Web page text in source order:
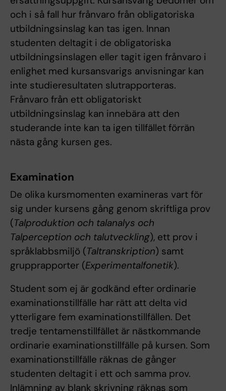
och i så fall hur frånvaro från obligatoriska
utbildningsinslag kan tas igen. Innan
studenten deltagit i de obligatoriska
utbildningsinslagen eller tagit igen frånvaro i
enlighet med kursansvarigs anvisningar kan
inte studieresultaten slutrapporteras.
Frånvaro från ett obligatoriskt
utbildningsinslag kan innebära att den
studerande inte kan ta igen tillfället förrän
nästa gång kursen ges.
Examination
De olika kursmomenten examineras vart för
sig under kursens gång genom skriftliga prov
(Talproduktion och talanalys och
Talperception och talutveckling), ett prov i
språklabbsmiljö (Taltranskription) samt
grupprapporter (Experimentalfonetik).
Student som ej är godkänd efter ordinarie
examinationstillfälle har rätt att delta vid
ytterligare fem examinationstillfällen. Det
tredje tentamenstillfället är nästkommande
ordinarie examinationstillfälle på kursen. Som
examinationstillfälle räknas de gånger
studenten deltagit i ett och samma prov.
Inlämning av blank skrivning räknas som